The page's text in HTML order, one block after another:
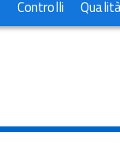
Controlli